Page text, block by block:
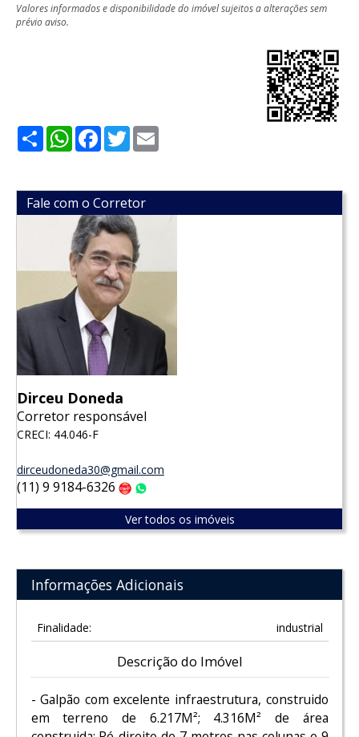
Valores informados e disponibilidade do imóvel sujeitos a alterações sem
prévio aviso.
ShareWhatsApp
Facebook
Twitter
Fale com o Corretor
Dirceu Doneda
Corretor responsável
CRECI: 44.046-F
dirceudoneda30@gmail.com
(11) 9 9184-6326 Claro
Ver todos os imóveis
Informações Adicionais
Finalidade: industrial
Descrição do Imóvel
- Galpão com excelente infraestrutura, construido
em terreno de 6.217M²; 4.316M² de área